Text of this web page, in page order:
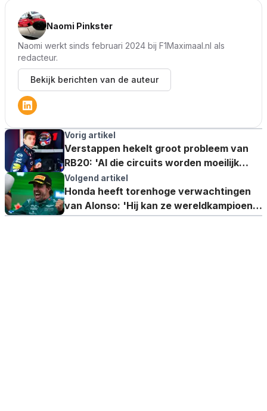
Naomi Pinkster
Naomi werkt sinds februari 2024 bij F1Maximaal.nl als
redacteur.
Bekijk berichten van de auteur
Vorig artikel
Verstappen hekelt groot probleem van
RB20: 'Al die circuits worden moeilijk
voor ons'
Volgend artikel
Honda heeft torenhoge verwachtingen
van Alonso: 'Hij kan ze wereldkampioen
maken'